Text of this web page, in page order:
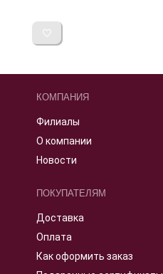
КОМПАНИЯ
Филиалы
О компании
Новости
ПОКУПАТЕЛЯМ
Доставка
Оплата
Как оформить заказ